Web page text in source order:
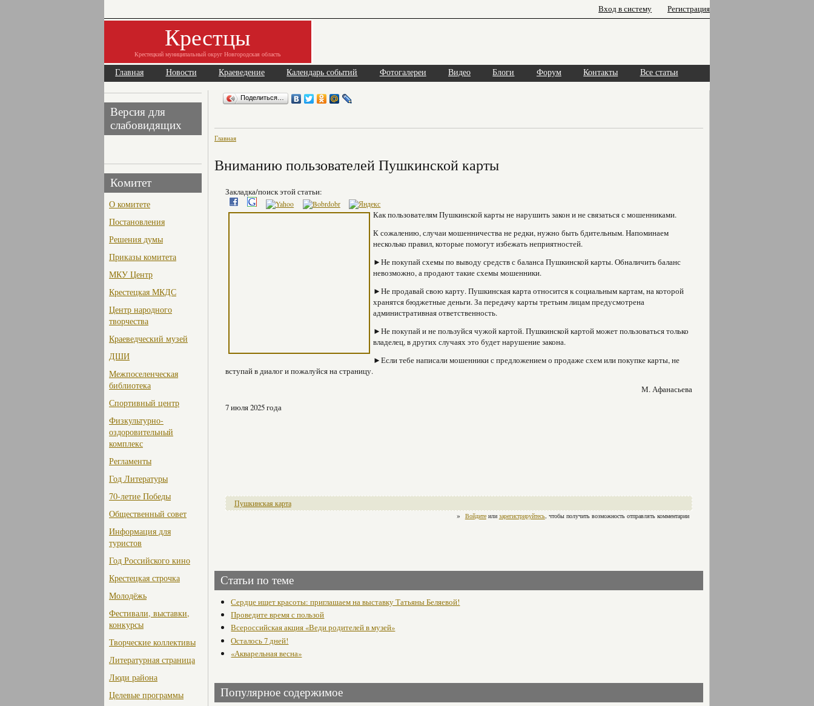
Вход в систему Регистрация
Крестцы
Крестецкий муниципальный округ Новгородская область
Главная Новости Краеведение Календарь событий Фотогалереи Видео Блоги Форум Контакты Все статьи
Версия для
слабовидящих
Комитет
О комитете
Постановления
Решения думы
Приказы комитета
МКУ Центр
Крестецкая МКДС
Центр народного
творчества
Краеведческий музей
ДШИ
Межпоселенческая
библиотека
Спортивный центр
Физкультурно-
оздоровительный
комплекс
Регламенты
Год Литературы
70-летие Победы
Общественный совет
Информация для
туристов
Год Российского кино
Крестецкая строчка
Молодёжь
Фестивали, выставки,
конкурсы
Творческие коллективы
Литературная страница
Люди района
Целевые программы
Поделиться…
Главная
Вниманию пользователей Пушкинской карты
Закладка/поиск этой статьи:
Как пользователям Пушкинской карты не нарушить закон и не связаться с мошенниками.
К сожалению, случаи мошенничества не редки, нужно быть бдительным. Напоминаем
несколько правил, которые помогут избежать неприятностей.
►Не покупай схемы по выводу средств с баланса Пушкинской карты. Обналичить баланс
невозможно, а продают такие схемы мошенники.
►Не продавай свою карту. Пушкинская карта относится к социальным картам, на которой
хранятся бюджетные деньги. За передачу карты третьим лицам предусмотрена
административная ответственность.
►Не покупай и не пользуйся чужой картой. Пушкинской картой может пользоваться только
владелец, в других случаях это будет нарушение закона.
►Если тебе написали мошенники с предложением о продаже схем или покупке карты, не
вступай в диалог и пожалуйся на страницу.
М. Афанасьева
7 июля 2025 года
Пушкинская карта
»
Войдитеили зарегистрируйтесь, чтобы получить возможность отправлять комментарии
Статьи по теме
Сердце ищет красоты: приглашаем на выставку Татьяны Беляевой!
Проведите время с пользой
Всероссийская акция «Веди родителей в музей»
Осталось 7 дней!
«Акварельная весна»
Популярное содержимое